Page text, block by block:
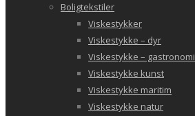
Boligtekstiler
Viskestykker
Viskestykke – dyr
Viskestykke – gastronomi
Viskestykke kunst
Viskestykke maritim
Viskestykke natur